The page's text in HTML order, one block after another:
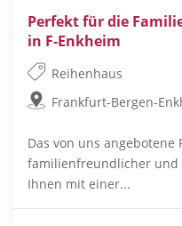
Perfekt für die
in F-Enkheim
Reihenhaus
Frankfurt-Bergen-
Das von uns
familienfreundlicher und
Ihnen mit einer...